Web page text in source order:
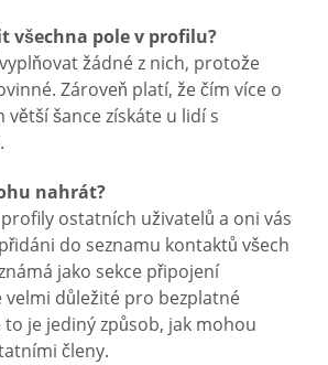
všechna pole v profilu?
žádné z nich, protože
Zároveň platí, že čím více o
šance získáte u lidí s
nahrát?
ostatních uživatelů a oni vás
do seznamu kontaktů všech
jako sekce připojení
důležité pro bezplatné
je jediný způsob, jak mohou
členy.